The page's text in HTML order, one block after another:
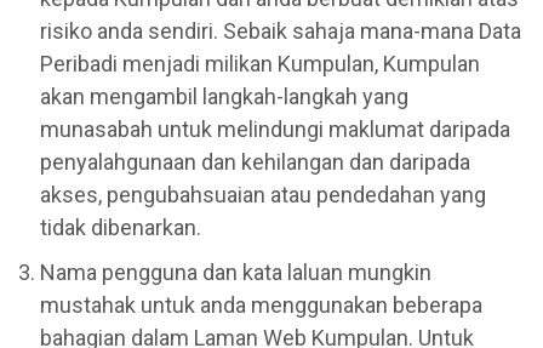
risiko anda sendiri. Sebaik sahaja mana-mana Data
Peribadi menjadi milikan Kumpulan, Kumpulan
akan mengambil langkah-langkah yang
munasabah untuk melindungi maklumat daripada
penyalahgunaan dan kehilangan dan daripada
akses, pengubahsuaian atau pendedahan yang
tidak dibenarkan.
Nama pengguna dan kata laluan mungkin
mustahak untuk anda menggunakan beberapa
bahagian dalam Laman Web Kumpulan. Untuk